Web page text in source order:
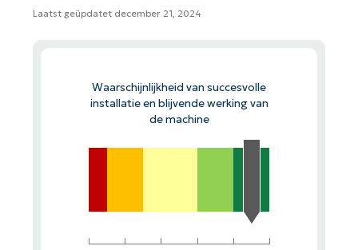
Laatst geüpdatet december 21, 2024
Waarschijnlijkheid van succesvolle
installatie en blijvende werking van
de machine